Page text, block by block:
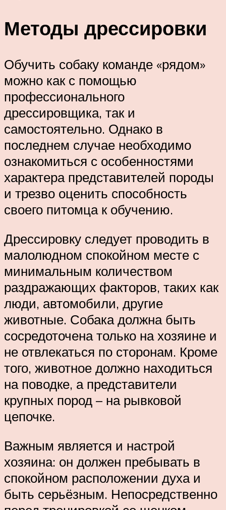
Методы дрессировки
Обучить собаку команде «рядом»
можно как с помощью
профессионального
дрессировщика, так и
самостоятельно. Однако в
последнем случае необходимо
ознакомиться с особенностями
характера представителей породы
и трезво оценить способность
своего питомца к обучению.
Дрессировку следует проводить в
малолюдном спокойном месте с
минимальным количеством
раздражающих факторов, таких как
люди, автомобили, другие
животные. Собака должна быть
сосредоточена только на хозяине и
не отвлекаться по сторонам. Кроме
того, животное должно находиться
на поводке, а представители
крупных пород – на рывковой
цепочке.
Важным является и настрой
хозяина: он должен пребывать в
спокойном расположении духа и
быть серьёзным. Непосредственно